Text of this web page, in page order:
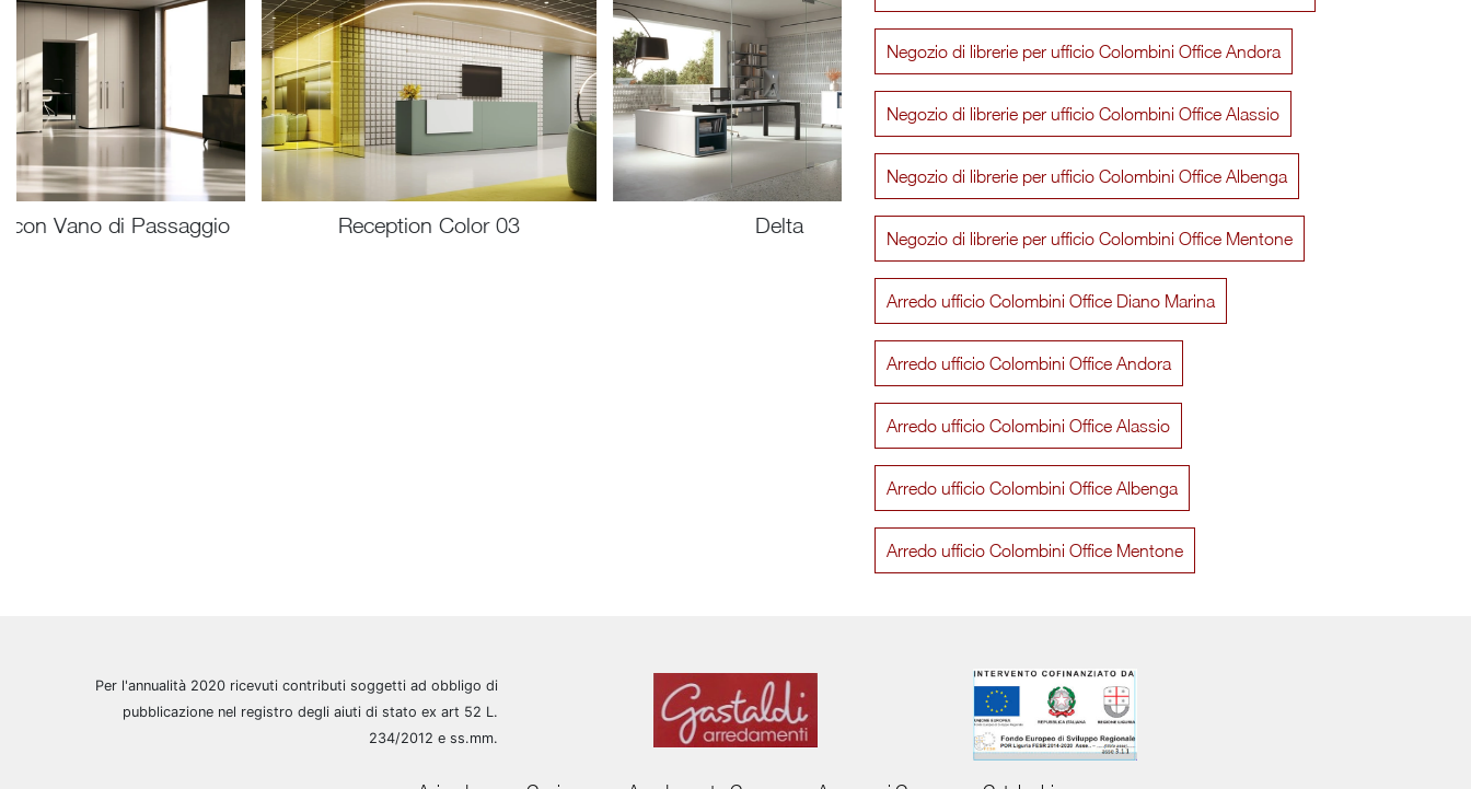
con Vano di Passaggio Reception Color 03 Delta Reception Color 04
Negozio di librerie per ufficio Colombini Office Andora
Negozio di librerie per ufficio Colombini Office Alassio
Negozio di librerie per ufficio Colombini Office Albenga
Negozio di librerie per ufficio Colombini Office Mentone
Arredo ufficio Colombini Office Diano Marina
Arredo ufficio Colombini Office Andora
Arredo ufficio Colombini Office Alassio
Arredo ufficio Colombini Office Albenga
Arredo ufficio Colombini Office Mentone
Per l'annualità 2020 ricevuti contributi soggetti ad obbligo di
pubblicazione nel registro degli aiuti di stato ex art 52 L.
234/2012 e ss.mm.